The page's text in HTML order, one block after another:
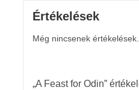
Értékelések
Még nincsenek értékelések.
„A Feast for Odin”